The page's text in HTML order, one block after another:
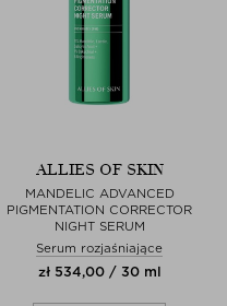
ALLIES OF SKIN
MANDELIC ADVANCED
PIGMENTATION CORRECTOR
NIGHT SERUM
Serum rozjaśniające
zł 534,00 / 30 ml